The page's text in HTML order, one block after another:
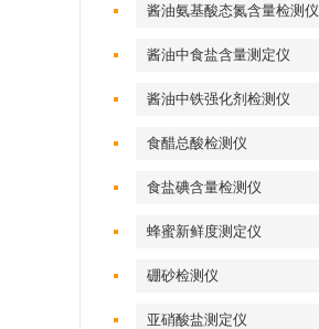
酱油氨基酸态氮含量检测仪
酱油中食盐含量测定仪
酱油中铁强化剂检测仪
食醋总酸检测仪
食盐碘含量检测仪
蜂蜜新鲜度测定仪
硼砂检测仪
亚硝酸盐测定仪